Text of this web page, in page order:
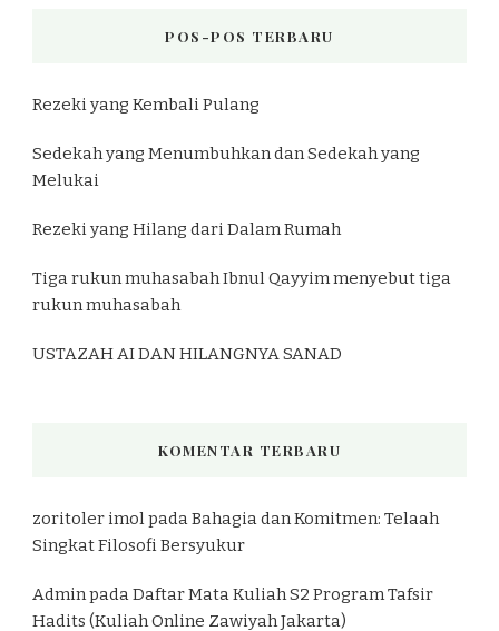
POS-POS TERBARU
Rezeki yang Kembali Pulang
Sedekah yang Menumbuhkan dan Sedekah yang
Melukai
Rezeki yang Hilang dari Dalam Rumah
Tiga rukun muhasabah Ibnul Qayyim menyebut tiga
rukun muhasabah
USTAZAH AI DAN HILANGNYA SANAD
KOMENTAR TERBARU
zoritoler imolpadaBahagia dan Komitmen: Telaah
Singkat Filosofi Bersyukur
AdminpadaDaftar Mata Kuliah S2 Program Tafsir
Hadits (Kuliah Online Zawiyah Jakarta)